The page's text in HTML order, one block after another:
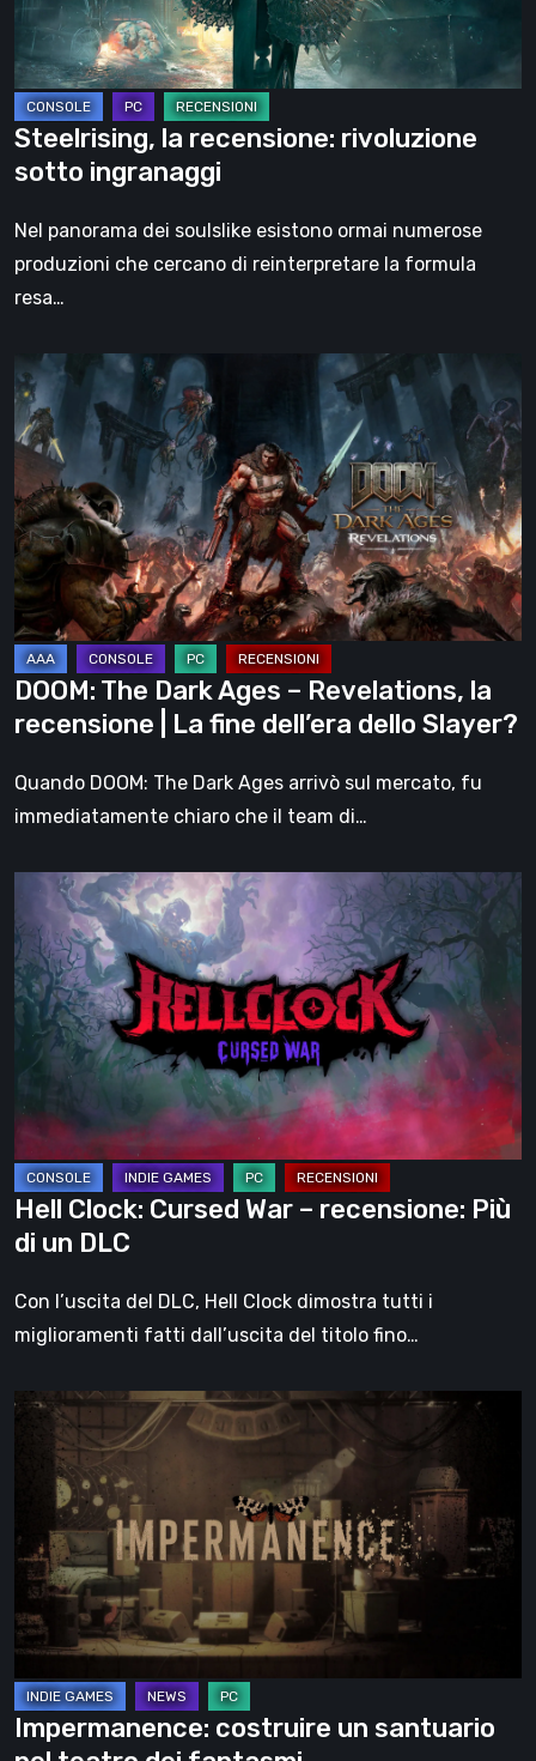
Steelrising, la recensione: rivoluzione
sotto ingranaggi
Nel panorama dei soulslike esistono ormai numerose
produzioni che cercano di reinterpretare la formula
resa…
DOOM:
The
Dark
Ages
–
Revelations,
la
recensione
|
La
fine
dell’era
dello
Slayer?
DOOM: The Dark Ages – Revelations, la
recensione | La fine dell’era dello Slayer?
Quando DOOM: The Dark Ages arrivò sul mercato, fu
immediatamente chiaro che il team di…
Clock:
Cursed
War
–
recensione:
di
un
DLC
Hell Clock: Cursed War – recensione: Più
di un DLC
Con l’uscita del DLC, Hell Clock dimostra tutti i
miglioramenti fatti dall’uscita del titolo fino…
Impermanence:
costruire
santuario
nel
teatro
dei
fantasmi
Impermanence: costruire un santuario